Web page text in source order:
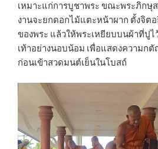
เหมาะแก่การบูชาพระ ขณะพระภิก
งานจะยกดอกไม้แตะหน้าผาก ตั้งจิต
ของพระ แล้วให้พระเหยียบบนผ้าที่ปูไ
เท้าอย่างนอบน้อม เพื่อแสดงความก
ก่อนเข้าสวดมนต์เย็นในโบสถ์